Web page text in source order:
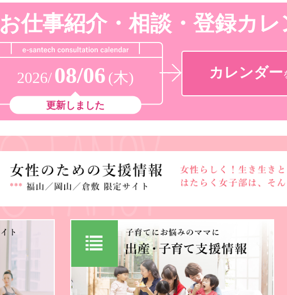
お仕事紹介・相談・登録カレ
2026/08/06 (木)
更新しました
カレンダー